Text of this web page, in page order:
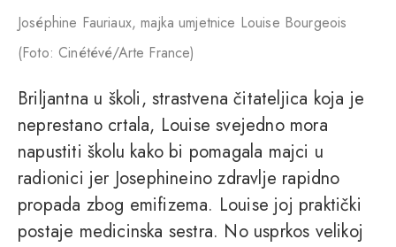
Joséphine Fauriaux, majka umjetnice Louise Bourgeois
(Foto: Cinétévé/Arte France)
Briljantna u školi, strastvena čitateljica koja je
neprestano crtala, Louise svejedno mora
napustiti školu kako bi pomagala majci u
radionici jer Josephineino zdravlje rapidno
propada zbog emifizema. Louise joj praktički
postaje medicinska sestra. No usprkos velikoj